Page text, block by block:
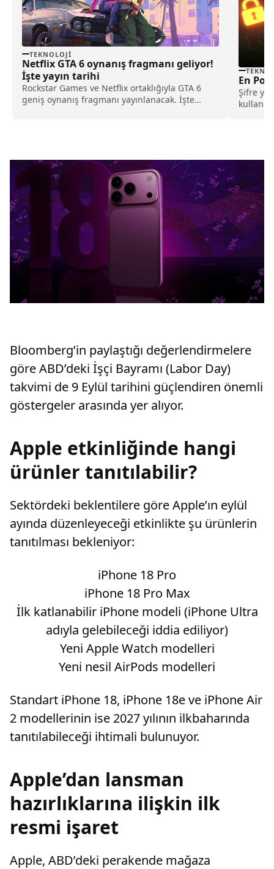
TEKNOLOJI
Netflix GTA 6 oynanış fragmanı geliyor!
İşte yayın tarihi
Rockstar Games ve Netflix ortaklığıyla GTA 6
geniş oynanış fragmanı yayınlanacak. İşte
En
Şifre
Bloomberg’in paylaştığı değerlendirmelere
göre ABD’deki İşçi Bayramı (Labor Day)
takvimi de 9 Eylül tarihini güçlendiren önemli
göstergeler arasında yer alıyor.
Apple etkinliğinde hangi
ürünler tanıtılabilir?
Sektördeki beklentilere göre Apple’ın eylül
ayında düzenleyeceği etkinlikte şu ürünlerin
tanıtılması bekleniyor:
iPhone 18 Pro
iPhone 18 Pro Max
İlk katlanabilir iPhone modeli (iPhone Ultra
adıyla gelebileceği iddia ediliyor)
Yeni Apple Watch modelleri
Yeni nesil AirPods modelleri
Standart iPhone 18, iPhone 18e ve iPhone Air
2 modellerinin ise 2027 yılının ilkbaharında
tanıtılabileceği ihtimali bulunuyor.
Apple’dan lansman
hazırlıklarına ilişkin ilk
resmi işaret
Apple, ABD’deki perakende mağaza